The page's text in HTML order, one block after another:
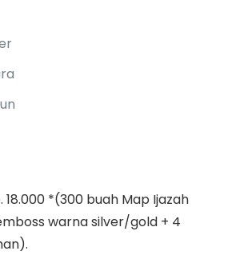
18.000 *(300 buah Map Ijazah
warna silver/gold + 4